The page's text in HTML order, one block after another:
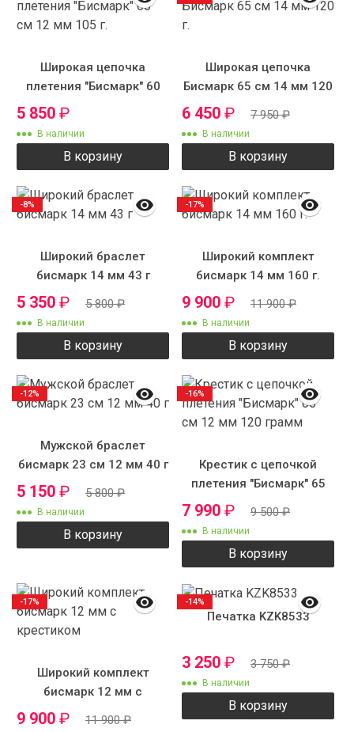
Широкая цепочка
плетения "Бисмарк" 60
см 12 мм 105 г.
5 850 ₽
В наличии
В корзину
Широкая цепочка
Бисмарк 65 см 14 мм 120
6 450 ₽ 7 950₽
В наличии
В корзину
Широкий браслет
бисмарк 14 мм 43 г
5 350 ₽ 5 800₽
В наличии
В корзину
-8%
Широкий комплект
бисмарк 14 мм 160 г.
9 900 ₽ 11 900₽
В наличии
В корзину
-17%
Мужской браслет
бисмарк 23 см 12 мм 40 г
5 150 ₽ 5 800₽
В наличии
В корзину
-12%
Крестик с цепочкой
плетения "Бисмарк" 65
см 12 мм 120 грамм
7 990 ₽ 9 500₽
В наличии
В корзину
-16%
Широкий комплект
бисмарк 12 мм с
крестиком
9 900 ₽ 11 900₽
-17%
Печатка KZK8533
3 250 ₽ 3 750₽
В наличии
В корзину
-14%